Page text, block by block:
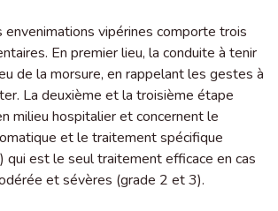
vipérines comporte trois
En premier lieu, la conduite à tenir
de la morsure, en rappelant les gestes à
La deuxième et la troisième étape
milieu hospitalier et concernent le
et le traitement spécifique
qui est le seul traitement efficace en cas
et sévères (grade 2 et 3).